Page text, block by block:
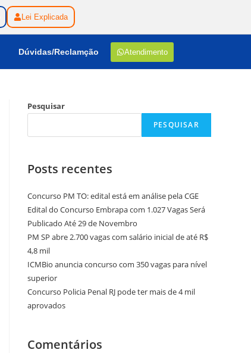
Lei Explicada
Dúvidas/Reclamção Atendimento
Pesquisar
PESQUISAR
Posts recentes
Concurso PM TO: edital está em análise pela CGE
Edital do Concurso Embrapa com 1.027 Vagas Será
Publicado Até 29 de Novembro
PM SP abre 2.700 vagas com salário inicial de até R$
4,8 mil
ICMBio anuncia concurso com 350 vagas para nível
superior
Concurso Policia Penal RJ pode ter mais de 4 mil
aprovados
Comentários